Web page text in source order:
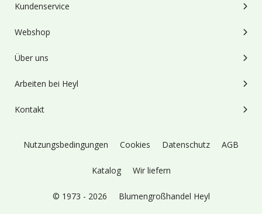
Kundenservice
Webshop
Über uns
Arbeiten bei Heyl
Kontakt
Nutzungsbedingungen Cookies Datenschutz AGB
Katalog Wir liefern
© 1973 - 2026 Blumengroßhandel Heyl